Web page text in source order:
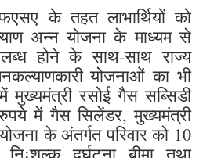
के तहत लाभार्थियों को
अन्न योजना के माध्यम से
होने के साथ-साथ राज्य
योजनाओं का भी
मुख्यमंत्री रसोई गैस सब्सिडी
में गैस सिलेंडर, मुख्यमंत्री
के अंतर्गत परिवार को 10